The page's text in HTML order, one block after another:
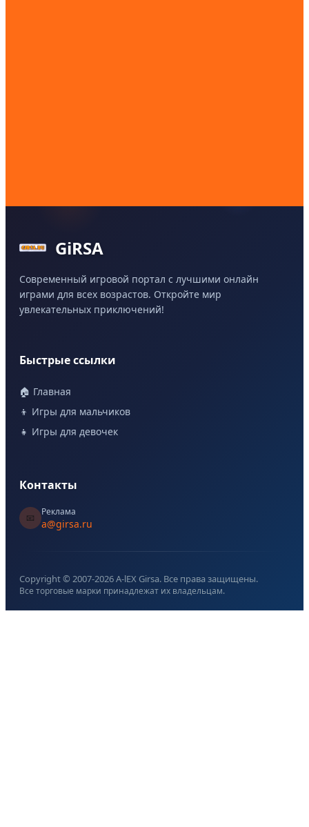
GiRSA
Современный игровой портал с лучшими онлайн
играми для всех возрастов. Откройте мир
увлекательных приключений!
Быстрые ссылки
🏠 Главная
👦 Игры для мальчиков
👧 Игры для девочек
Контакты
📧
Реклама
a@girsa.ru
Copyright © 2007-2026A-lEX Girsa. Все права защищены.
Все торговые марки принадлежат их владельцам.